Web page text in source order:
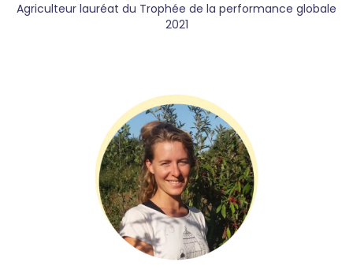
Agriculteur lauréat du Trophée de la performance globale
2021